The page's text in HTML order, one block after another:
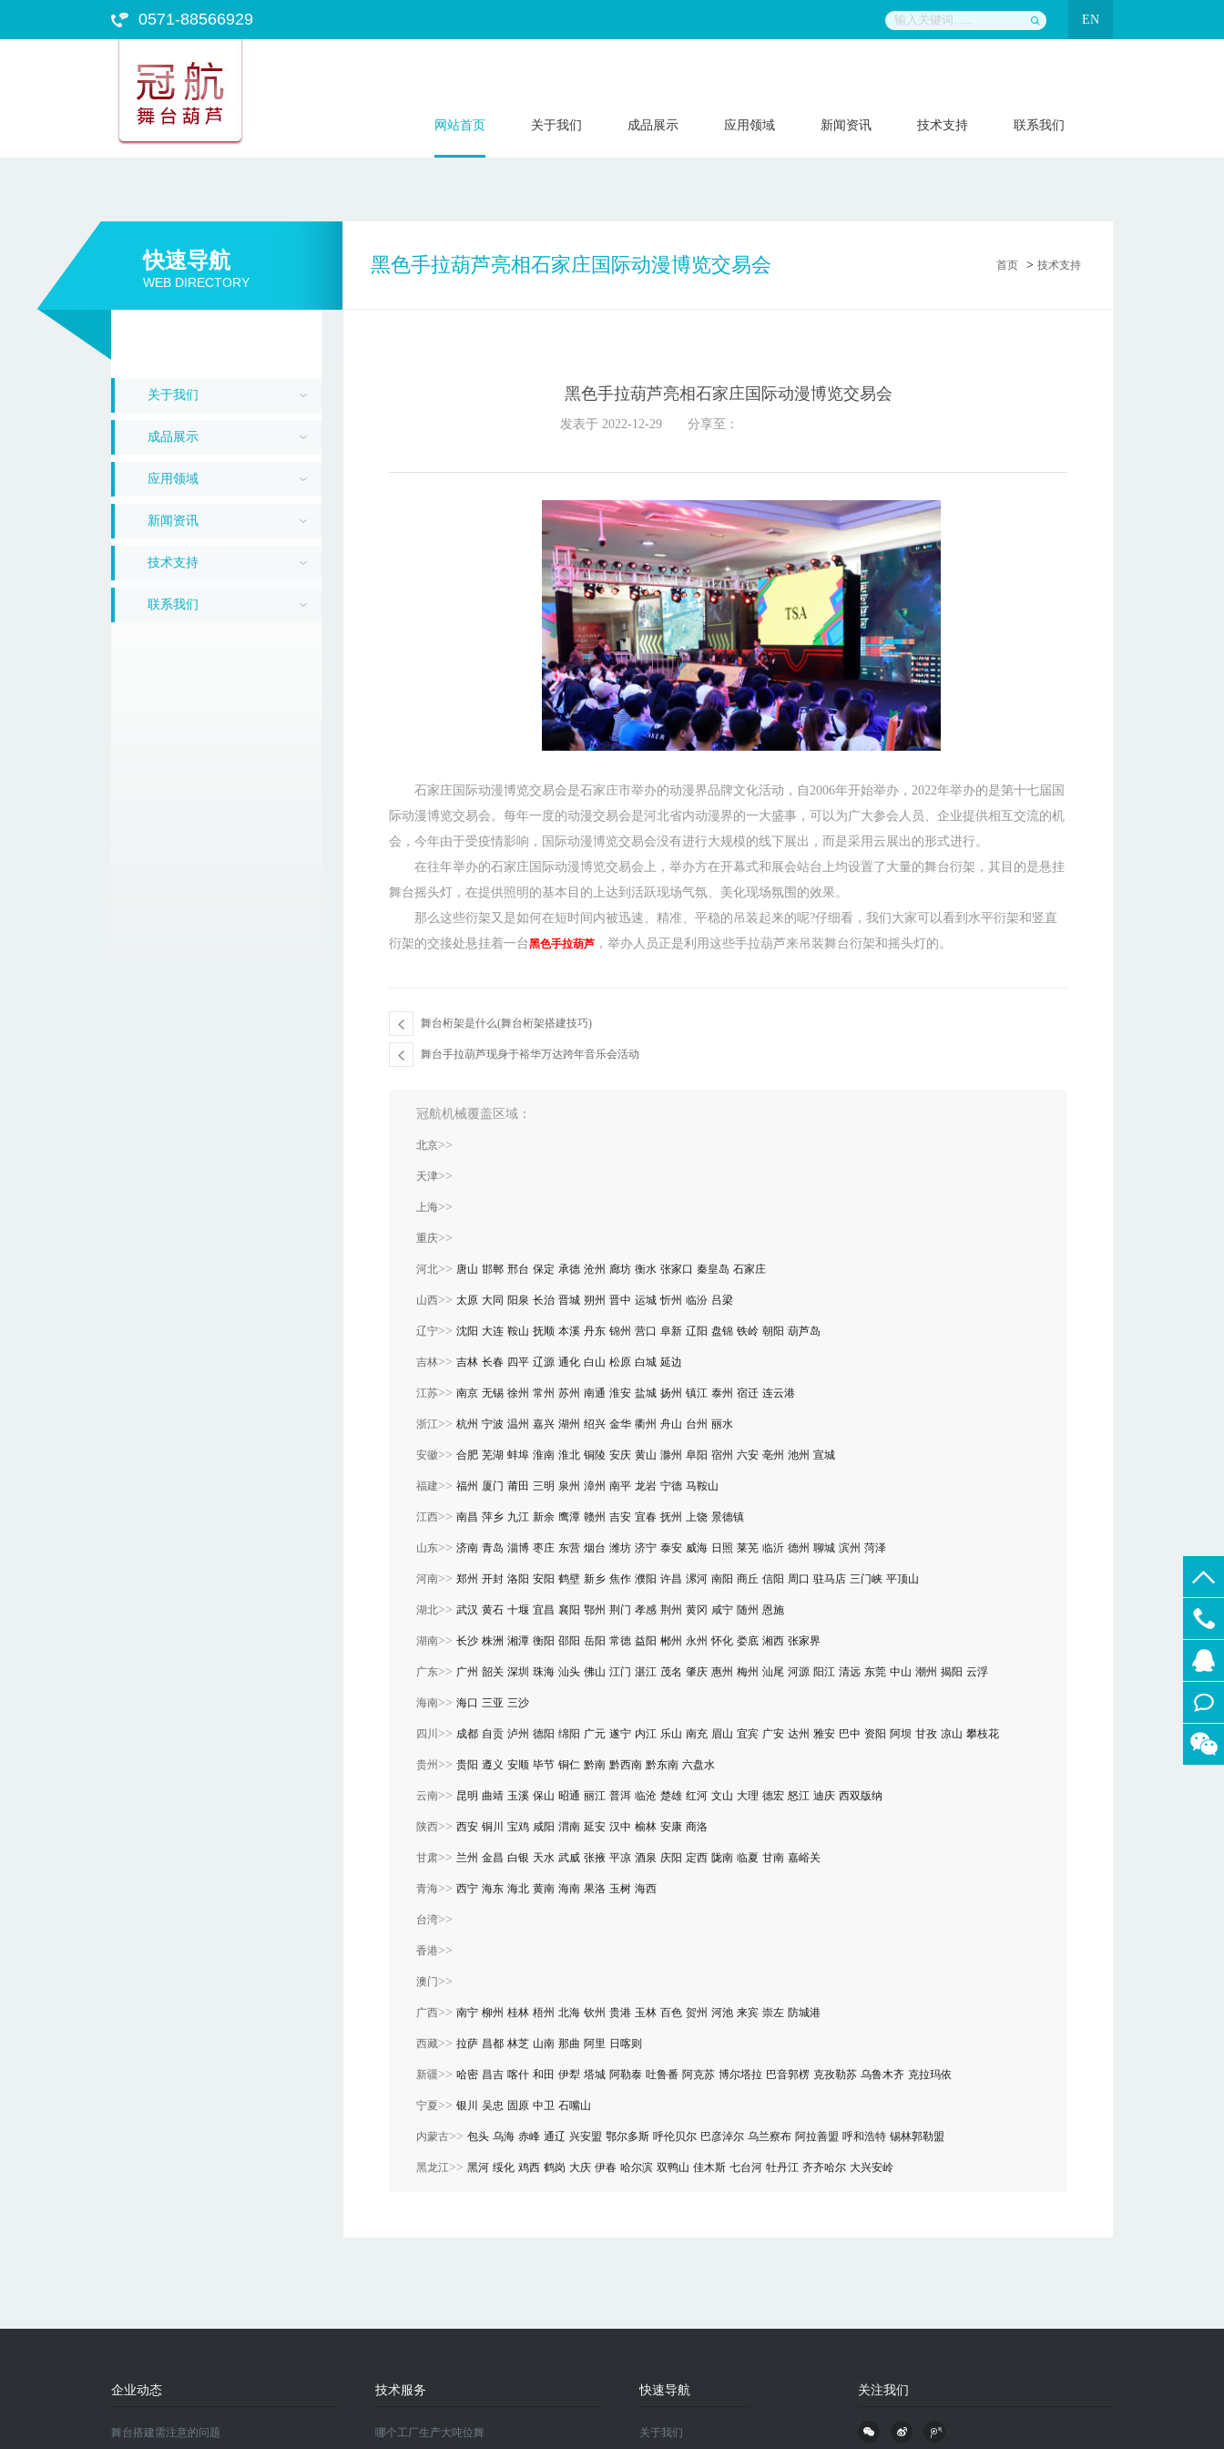
0571-88566929 EN
网站首页 关于我们 成品展示 应用领域 新闻资讯 技术支持 联系我们
0571-
0571-
快速导航
WEB DIRECTORY
关于我们
成品展示
应用领域
新闻资讯
技术支持
联系我们
黑色手拉葫芦亮相石家庄国际动漫博览交易会 首页 > 技术支持
黑色手拉葫芦亮相石家庄国际动漫博览交易会
发表于 2022-12-29 分享至：
石家庄国际动漫博览交易会是石家庄市举办的动漫界品牌文化活动，自2006年开始举办，2022年举办的是第十七届国
际动漫博览交易会。每年一度的动漫交易会是河北省内动漫界的一大盛事，可以为广大参会人员、企业提供相互交流的机
会，今年由于受疫情影响，国际动漫博览交易会没有进行大规模的线下展出，而是采用云展出的形式进行。
在往年举办的石家庄国际动漫博览交易会上，举办方在开幕式和展会站台上均设置了大量的舞台衍架，其目的是悬挂
舞台摇头灯，在提供照明的基本目的上达到活跃现场气氛、美化现场氛围的效果。
那么这些衍架又是如何在短时间内被迅速、精准、平稳的吊装起来的呢?仔细看，我们大家可以看到水平衍架和竖直
衍架的交接处悬挂着一台黑色手拉葫芦 ，举办人员正是利用这些手拉葫芦来吊装舞台衍架和摇头灯的。
舞台桁架是什么(舞台桁架搭建技巧)
舞台手拉葫芦现身于裕华万达跨年音乐会活动
冠航机械覆盖区域：
北京>>
天津>>
上海>>
重庆>>
河北>> 唐山 邯郸 邢台 保定 承德 沧州 廊坊 衡水 张家口 秦皇岛 石家庄
山西>> 太原 大同 阳泉 长治 晋城 朔州 晋中 运城 忻州 临汾 吕梁
辽宁>> 沈阳 大连 鞍山 抚顺 本溪 丹东 锦州 营口 阜新 辽阳 盘锦 铁岭 朝阳 葫芦岛
吉林>> 吉林 长春 四平 辽源 通化 白山 松原 白城 延边
江苏>> 南京 无锡 徐州 常州 苏州 南通 淮安 盐城 扬州 镇江 泰州 宿迁 连云港
浙江>> 杭州 宁波 温州 嘉兴 湖州 绍兴 金华 衢州 舟山 台州 丽水
安徽>> 合肥 芜湖 蚌埠 淮南 淮北 铜陵 安庆 黄山 滁州 阜阳 宿州 六安 亳州 池州 宣城
福建>> 福州 厦门 莆田 三明 泉州 漳州 南平 龙岩 宁德 马鞍山
江西>> 南昌 萍乡 九江 新余 鹰潭 赣州 吉安 宜春 抚州 上饶 景德镇
山东>> 济南 青岛 淄博 枣庄 东营 烟台 潍坊 济宁 泰安 威海 日照 莱芜 临沂 德州 聊城 滨州 菏泽
河南>> 郑州 开封 洛阳 安阳 鹤壁 新乡 焦作 濮阳 许昌 漯河 南阳 商丘 信阳 周口 驻马店 三门峡 平顶山
湖北>> 武汉 黄石 十堰 宜昌 襄阳 鄂州 荆门 孝感 荆州 黄冈 咸宁 随州 恩施
湖南>> 长沙 株洲 湘潭 衡阳 邵阳 岳阳 常德 益阳 郴州 永州 怀化 娄底 湘西 张家界
广东>> 广州 韶关 深圳 珠海 汕头 佛山 江门 湛江 茂名 肇庆 惠州 梅州 汕尾 河源 阳江 清远 东莞 中山 潮州 揭阳 云浮
海南>> 海口 三亚 三沙
四川 >> 成都 自贡 泸州 德阳 绵阳 广元 遂宁 内江 乐山 南充 眉山 宜宾 广安 达州 雅安 巴中 资阳 阿坝 甘孜 凉山 攀枝花
贵州 >> 贵阳 遵义 安顺 毕节 铜仁 黔南 黔西南 黔东南 六盘水
云南>> 昆明 曲靖 玉溪 保山 昭通 丽江 普洱 临沧 楚雄 红河 文山 大理 德宏 怒江 迪庆 西双版纳
陕西>> 西安 铜川 宝鸡 咸阳 渭南 延安 汉中 榆林 安康 商洛
甘肃>> 兰州 金昌 白银 天水 武威 张掖 平凉 酒泉 庆阳 定西 陇南 临夏 甘南 嘉峪关
青海>> 西宁 海东 海北 黄南 海南 果洛 玉树 海西
台湾>>
香港>>
澳门 >>
广西>> 南宁 柳州 桂林 梧州 北海 钦州 贵港 玉林 百色 贺州 河池 来宾 崇左 防城港
西藏>> 拉萨 昌都 林芝 山南 那曲 阿里 日喀则
新疆>> 哈密 昌吉 喀什 和田 伊犁 塔城 阿勒泰 吐鲁番 阿克苏 博尔塔拉 巴音郭楞 克孜勒苏 乌鲁木齐 克拉玛依
宁夏>> 银川 吴忠 固原 中卫 石嘴山
内蒙古>> 包头 乌海 赤峰 通辽 兴安盟 鄂尔多斯 呼伦贝尔 巴彦淖尔 乌兰察布 阿拉善盟 呼和浩特 锡林郭勒盟
黑龙江>> 黑河 绥化 鸡西 鹤岗 大庆 伊春 哈尔滨 双鸭山 佳木斯 七台河 牡丹江 齐齐哈尔 大兴安岭
企业动态
舞台搭建需注意的问题
技术服务
哪个工厂生产大吨位舞
快速导航
关于我们
关注我们